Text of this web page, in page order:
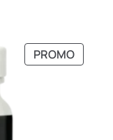
PROMO
EN